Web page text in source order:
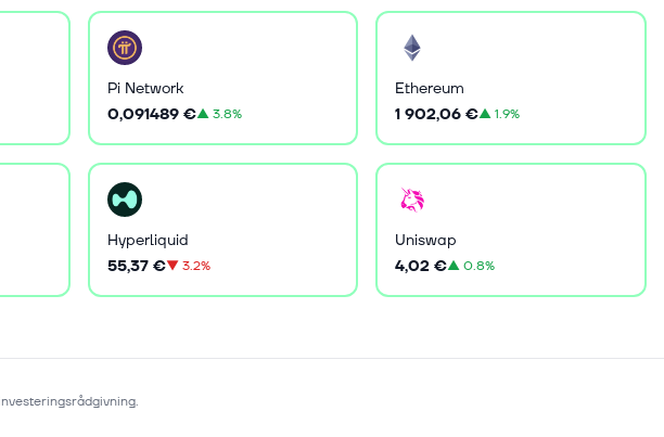
Pi Network
0,091489 €▲3.8%
Ethereum
1 902,06 €▲1.9%
Hyperliquid
55,37 €▼3.2%
Uniswap
4,02 €▲0.8%